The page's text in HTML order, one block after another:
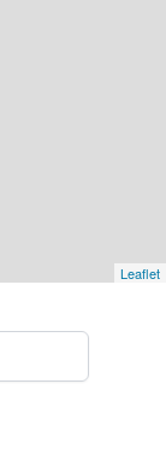
Leaflet